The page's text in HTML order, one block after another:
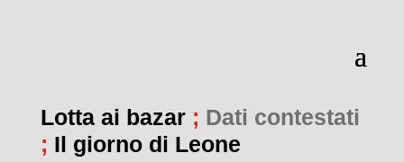
Lotta ai bazar; Dati contestati
; Il giorno di Leone